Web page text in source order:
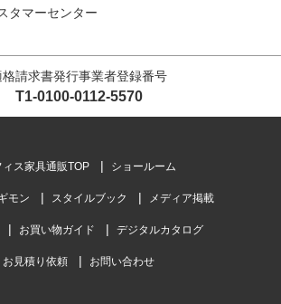
タマーセンター
格請求書発行事業者登録番号
T1-0100-0112-5570
ィス家具通販TOP ショールーム
モン スタイルブック メディア掲載
お買い物ガイド デジタルカタログ
お見積り依頼 お問い合わせ